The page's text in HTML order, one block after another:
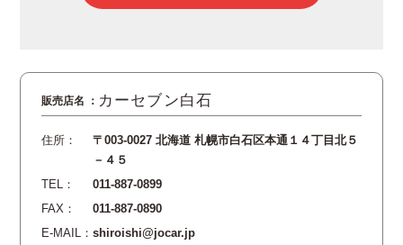
カーセブン白石
住所：
〒003-0027 北海道 札幌市白石区本通１４丁目北５
－４５
TEL：
011-887-0899
FAX：
011-887-0890
E-MAIL： shiroishi@jocar.jp